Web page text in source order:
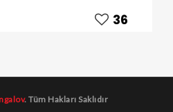
36
. Tüm Hakları Saklıdır